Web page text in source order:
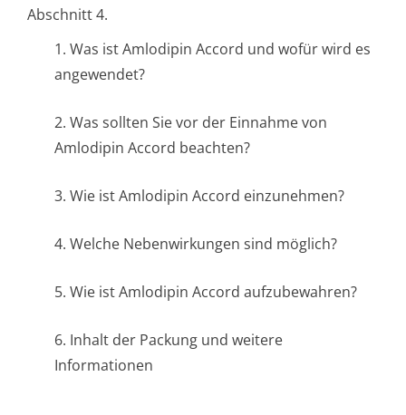
Abschnitt 4.
1. Was ist Amlodipin Accord und wofür wird es
angewendet?
2. Was sollten Sie vor der Einnahme von
Amlodipin Accord beachten?
3. Wie ist Amlodipin Accord einzunehmen?
4. Welche Nebenwirkungen sind möglich?
5. Wie ist Amlodipin Accord aufzubewahren?
6. Inhalt der Packung und weitere
Informationen